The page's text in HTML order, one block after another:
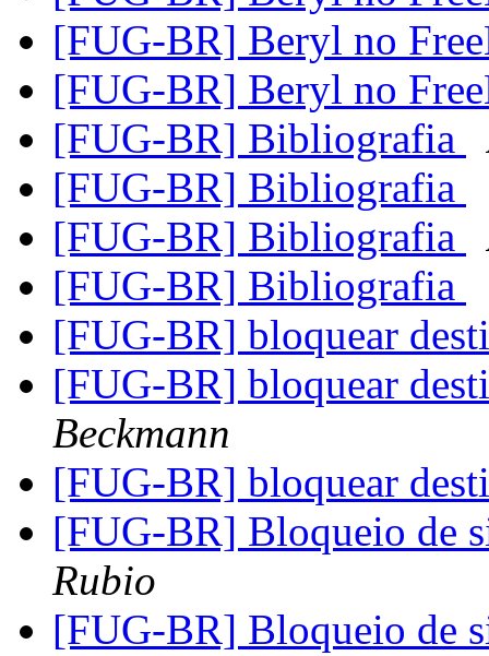
[FUG-BR] Beryl no
[FUG-BR] Beryl no
[FUG-BR] Bibliografia
[FUG-BR] Bibliografia
[FUG-BR] Bibliografia
[FUG-BR] Bibliografia
[FUG-BR] bloquear
[FUG-BR] bloquear
Beckmann
[FUG-BR] bloquear
[FUG-BR] Bloqueio de
Rubio
[FUG-BR] Bloqueio de